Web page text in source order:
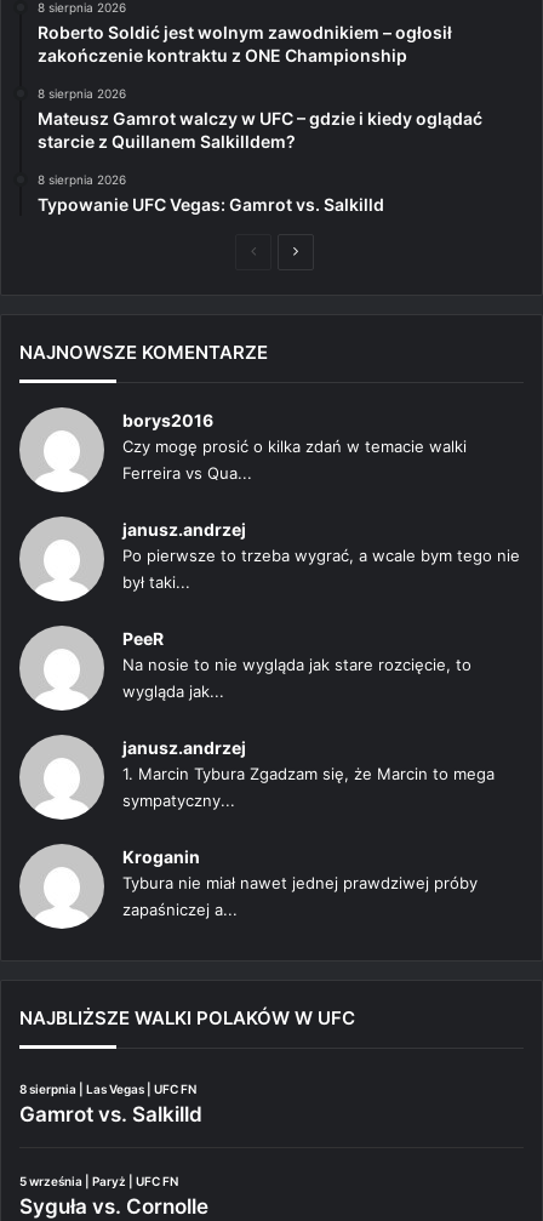
8 sierpnia 2026
Roberto Soldić jest wolnym zawodnikiem – ogłosił
zakończenie kontraktu z ONE Championship
8 sierpnia 2026
Mateusz Gamrot walczy w UFC – gdzie i kiedy oglądać
starcie z Quillanem Salkilldem?
8 sierpnia 2026
Typowanie UFC Vegas: Gamrot vs. Salkilld
PoprzedniaNastępna
NAJNOWSZE KOMENTARZE
borys2016
Czy mogę prosić o kilka zdań w temacie walki
Ferreira vs Qua...
janusz.andrzej
Po pierwsze to trzeba wygrać, a wcale bym tego nie
był taki...
PeeR
Na nosie to nie wygląda jak stare rozcięcie, to
wygląda jak...
janusz.andrzej
1. Marcin Tybura Zgadzam się, że Marcin to mega
sympatyczny...
Kroganin
Tybura nie miał nawet jednej prawdziwej próby
zapaśniczej a...
NAJBLIŻSZE WALKI POLAKÓW W UFC
8 sierpnia | Las Vegas | UFC FN
Gamrot vs. Salkilld
5 września | Paryż | UFC FN
Syguła vs. Cornolle